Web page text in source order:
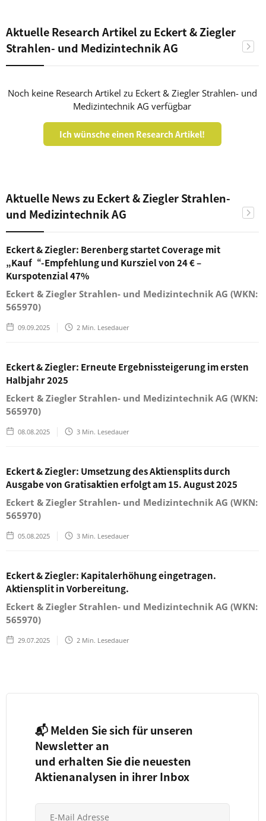
Aktuelle Research Artikel zu Eckert & Ziegler
Strahlen- und Medizintechnik AG
Noch keine Research Artikel zu Eckert & Ziegler Strahlen- und
Medizintechnik AG verfügbar
Ich wünsche einen Research Artikel!
Aktuelle News zu Eckert & Ziegler Strahlen-
und Medizintechnik AG
Eckert & Ziegler: Berenberg startet Coverage mit
„Kauf“-Empfehlung und Kursziel von 24 € –
Kurspotenzial 47%
Eckert & Ziegler Strahlen- und Medizintechnik AG (WKN:
565970)
09.09.2025 2 Min. Lesedauer
Eckert & Ziegler: Erneute Ergebnissteigerung im ersten
Halbjahr 2025
Eckert & Ziegler Strahlen- und Medizintechnik AG (WKN:
565970)
08.08.2025 3 Min. Lesedauer
Eckert & Ziegler: Umsetzung des Aktiensplits durch
Ausgabe von Gratisaktien erfolgt am 15. August 2025
Eckert & Ziegler Strahlen- und Medizintechnik AG (WKN:
565970)
05.08.2025 3 Min. Lesedauer
Eckert & Ziegler: Kapitalerhöhung eingetragen.
Aktiensplit in Vorbereitung.
Eckert & Ziegler Strahlen- und Medizintechnik AG (WKN:
565970)
29.07.2025 2 Min. Lesedauer
📬 Melden Sie sich für unseren
Newsletter an
und erhalten Sie die neuesten
Aktienanalysen in ihrer Inbox